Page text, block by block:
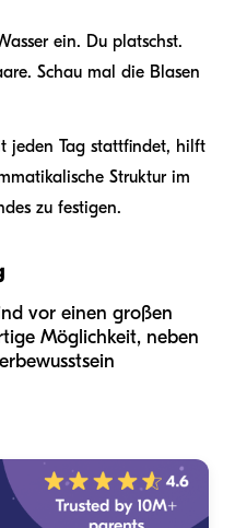
ein. Du platschst.
Schau mal die Blasen
jeden Tag stattfindet, hilft
Struktur im
zu festigen.
vor einen großen
Möglichkeit, neben